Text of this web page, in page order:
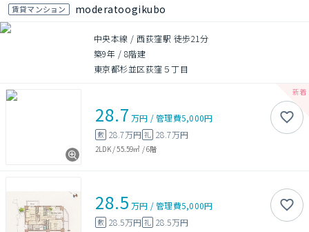
賃貸マンション moderatoogikubo
中央本線 / 西荻窪駅 徒歩21分
築9年 / 8階建
東京都杉並区荻窪５丁目
28.7 万円 /管理費5,000円
敷 28.7万円 礼 28.7万円
2LDK/55.59㎡ /6階
28.5 万円 /管理費5,000円
敷 28.5万円 礼 28.5万円